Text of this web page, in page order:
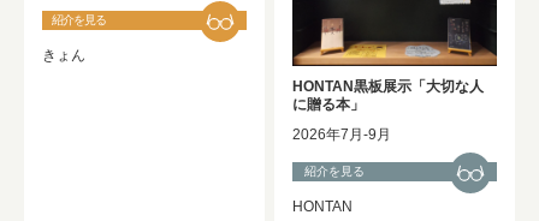
紹介を見る
きょん
HONTAN黒板展示「大切な人
に贈る本」
2026年7月-9月
紹介を見る
HONTAN